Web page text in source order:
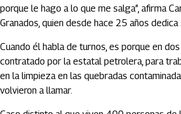
porque le hago a lo que me salga”, afirma
Granados, quien desde hace 25 años dedica
Cuando él habla de turnos, es porque en
contratado por la estatal petrolera, para
en la limpieza en las quebradas
volvieron a llamar.